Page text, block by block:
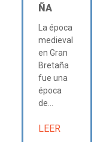
ÑA
La época
medieval
en Gran
Bretaña
fue una
época
de...
LEER